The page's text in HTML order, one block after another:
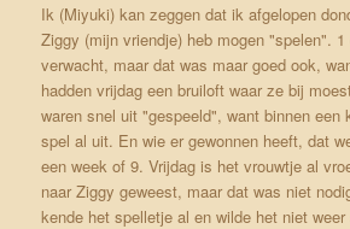
Ik (Miyuki) kan zeggen dat ik afgelopen
Ziggy (mijn vriendje) heb mogen "spelen". 1
verwacht, maar dat was maar goed ook,
hadden vrijdag een bruiloft waar ze bij
waren snel uit "gespeeld", want binnen een
spel al uit. En wie er gewonnen heeft, dat
een week of 9. Vrijdag is het vrouwtje al
naar Ziggy geweest, maar dat was niet
kende het spelletje al en wilde het niet weer